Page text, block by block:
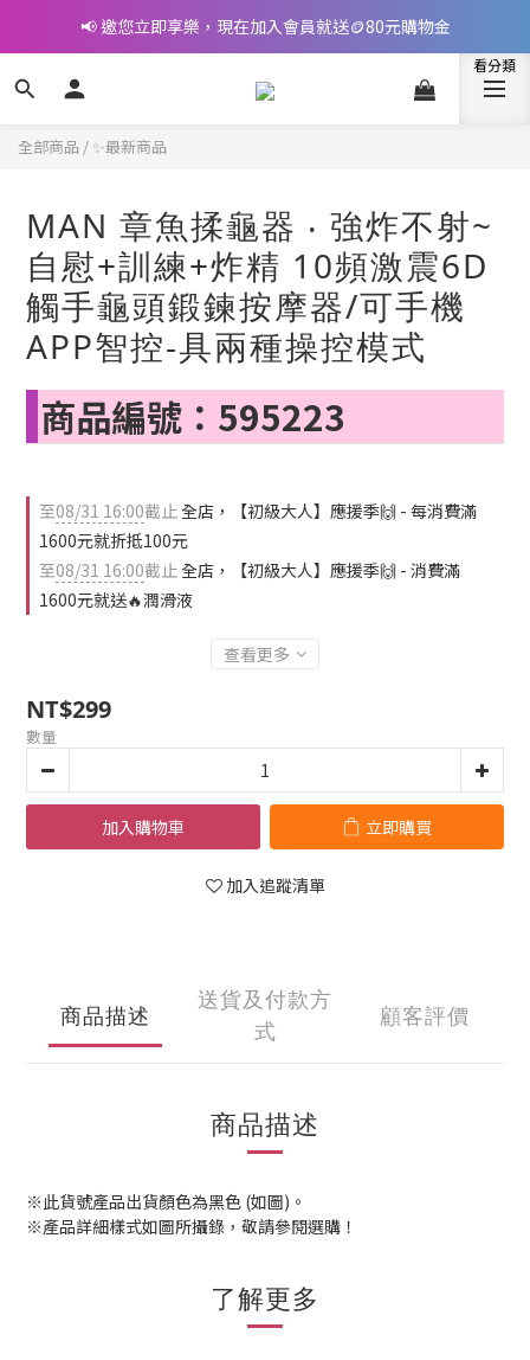
📢 邀您立即享樂，現在加入會員就送🪙80元購物金
📢 邀您立即享樂，現在加入會員就送🪙80元購物金
👉完成指定條件，提升會員等級，最高享5%回饋
全部商品 / ✨最新商品
MAN 章魚揉龜器 ‧ 強炸不射~
自慰+訓練+炸精 10頻激震6D
觸手龜頭鍛鍊按摩器/可手機
APP智控-具兩種操控模式
商品編號：595223
至08/31 16:00截止全店，【初級大人】應援季🙌 - 每消費滿
1600元就折抵100元
至08/31 16:00截止全店，【初級大人】應援季🙌 - 消費滿
1600元就送🔥潤滑液
查看更多
NT$299
數量
加入購物車 立即購買
加入追蹤清單
商品描述
送貨及付款方
式
顧客評價
商品描述
※此貨號產品出貨顏色為黑色 (如圖)。
※產品詳細樣式如圖所攝錄，敬請參閱選購！
了解更多